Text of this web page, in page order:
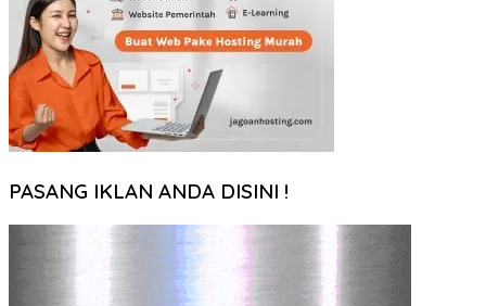
PASANG IKLAN ANDA DISINI !